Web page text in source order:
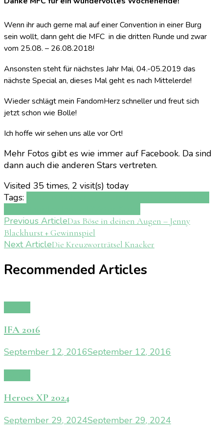
Wenn ihr auch gerne mal auf einer Convention in einer Burg
sein wollt, dann geht die MFC in die dritten Runde und zwar
vom 25.08. – 26.08.2018!
Ansonsten steht für nächstes Jahr Mai, 04.-05.2019 das
nächste Special an, dieses Mal geht es nach Mittelerde!
Wieder schlägt mein FandomHerz schneller und freut sich
jetzt schon wie Bolle!
Ich hoffe wir sehen uns alle vor Ort!
Mehr Fotos gibt es wie immer auf Facebook. Da sind
dann auch die anderen Stars vertreten.
Visited 35 times, 2 visit(s) today
Tags:
Post
Navigation
Previous ArticleDas Böse in deinen Augen – Jenny
Blackhurst + Gewinnspiel
Next ArticleDie Kreuzworträtsel Knacker
Recommended Articles
IFA 2016
September 12, 2016September 12, 2016
Heroes XP 2024
September 29, 2024September 29, 2024